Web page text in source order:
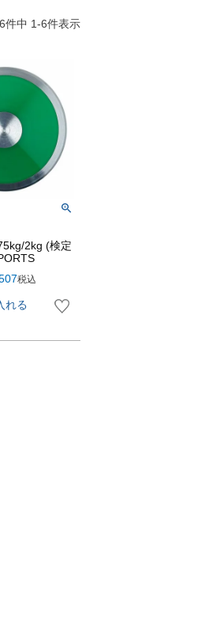
6件中 1-6件表示
2kg (検定
税込
れる